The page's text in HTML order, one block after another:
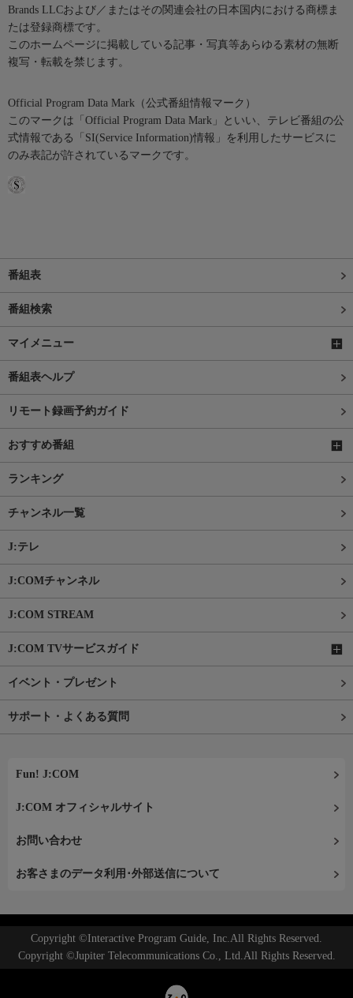
Brands LLCおよび／またはその関連会社の日本国内における商標ま
たは登録商標です。
このホームページに掲載している記事・写真等あらゆる素材の無断
複写・転載を禁じます。
Official Program Data Mark（公式番組情報マーク）
このマークは「Official Program Data Mark」といい、テレビ番組の公
式情報である「SI(Service Information)情報」を利用したサービスに
のみ表記が許されているマークです。
番組表
番組検索
マイメニュー
番組表ヘルプ
リモート録画予約ガイド
おすすめ番組
ランキング
チャンネル一覧
J:テレ
J:COMチャンネル
J:COM STREAM
J:COM TVサービスガイド
イベント・プレゼント
サポート・よくある質問
Fun! J:COM
J:COM オフィシャルサイト
お問い合わせ
お客さまのデータ利用･外部送信について
Copyright ©Interactive Program Guide, Inc.All Rights Reserved.
Copyright ©Jupiter Telecommunications Co., Ltd.All Rights Reserved.